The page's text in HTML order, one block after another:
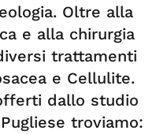
Oltre alla
e alla chirurgia
trattamenti
e Cellulite.
dallo studio
troviamo: